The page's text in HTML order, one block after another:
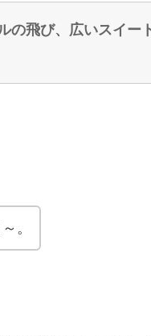
の飛び、広いスイー
。